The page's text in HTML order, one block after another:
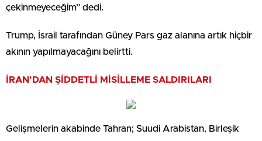
çekinmeyeceğim” dedi.
Trump, İsrail tarafından Güney Pars gaz alanına artık hiçbir
akının yapılmayacağını belirtti.
İRAN’DAN ŞİDDETLİ MİSİLLEME SALDIRILARI
Gelişmelerin akabinde Tahran; Suudi Arabistan, Birleşik